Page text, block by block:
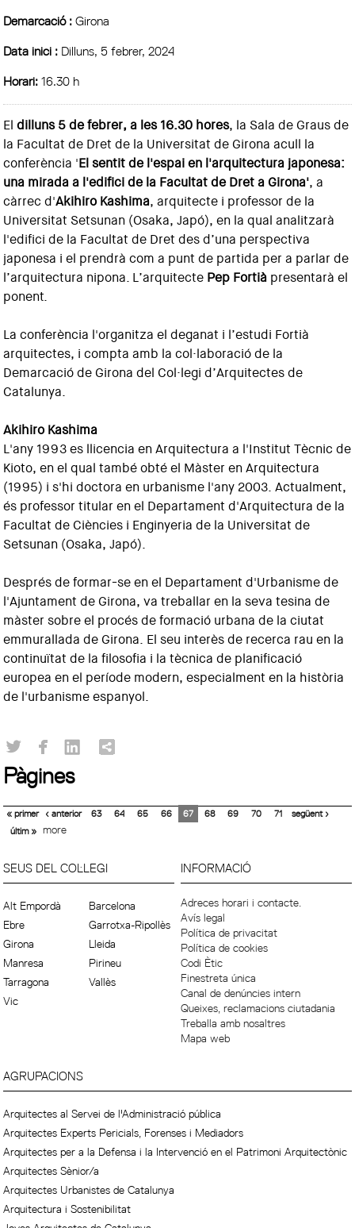
Demarcació :Girona
Data inici : Dilluns, 5 febrer, 2024
Horari:16.30 h
Eldilluns 5 de febrer, a les 16.30 hores, la Sala de Graus de
la Facultat de Dret de la Universitat de Girona acull la
conferència 'El sentit de l'espai en l'arquitectura japonesa:
una mirada a l'edifici de la Facultat de Dret a Girona', a
càrrec d'Akihiro Kashima, arquitecte i professor de la
Universitat Setsunan (Osaka, Japó), en la qual analitzarà
l'edifici de la Facultat de Dret des d’una perspectiva
japonesa i el prendrà com a punt de partida per a parlar de
l’arquitectura nipona. L’arquitecte Pep Fortià presentarà el
ponent.
La conferència l'organitza el deganat i l’estudi Fortià
arquitectes, i compta amb la col·laboració de la
Demarcació de Girona del Col·legi d’Arquitectes de
Catalunya.
Akihiro Kashima
L'any 1993 es llicencia en Arquitectura a l'Institut Tècnic de
Kioto, en el qual també obté el Màster en Arquitectura
(1995) i s'hi doctora en urbanisme l'any 2003. Actualment,
és professor titular en el Departament d'Arquitectura de la
Facultat de Ciències i Enginyeria de la Universitat de
Setsunan (Osaka, Japó).
Després de formar-se en el Departament d'Urbanisme de
l'Ajuntament de Girona, va treballar en la seva tesina de
màster sobre el procés de formació urbana de la ciutat
emmurallada de Girona. El seu interès de recerca rau en la
continuïtat de la filosofia i la tècnica de planificació
europea en el període modern, especialment en la història
de l'urbanisme espanyol.
Pàgines
« primer ‹ anterior 63 64 65 66 67 68 69 70 71
següent ›
últim » more
SEUS DEL COL·LEGI
Alt Empordà
Barcelona
Ebre
Garrotxa-Ripollès
Girona
Lleida
Manresa
Pirineu
Tarragona
Vallès
Vic
INFORMACIÓ
Adreces horari i contacte.
Avís legal
Política de privacitat
Política de cookies
Codi Ètic
Finestreta única
Canal de denúncies intern
Queixes, reclamacions ciutadania
Treballa amb nosaltres
Mapa web
AGRUPACIONS
Arquitectes al Servei de l'Administració pública
Arquitectes Experts Pericials, Forenses i Mediadors
Arquitectes per a la Defensa i la Intervenció en el Patrimoni Arquitectònic
Arquitectes Sènior/a
Arquitectes Urbanistes de Catalunya
Arquitectura i Sostenibilitat